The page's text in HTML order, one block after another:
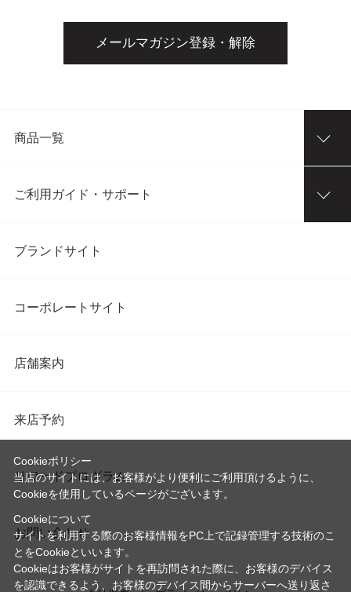
メールマガジン登録・解除
商品一覧
ご利用ガイド・サポート
ブランドサイト
コーポレートサイト
店舗案内
来店予約
リワードプログラム
お問い合わせ
Cookieポリシー
当店のサイトには、お客様がより便利にご利用頂けるように、
Cookieを使用しているページがございます。
Cookieについて
サイトを利用する際のお客様情報をPC上で記録管理する技術のこ
とをCookieといいます。
Cookieはお客様がサイトを再訪問された際に、お客様のデバイス
を認識できるよう、お客様のデバイス間からサーバーへ送り返さ